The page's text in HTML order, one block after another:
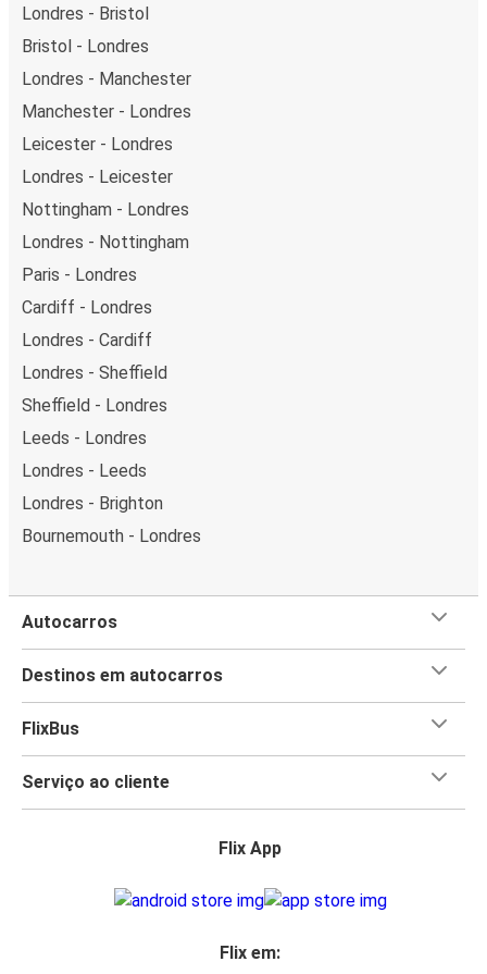
Londres - Bristol
Bristol - Londres
Londres - Manchester
Manchester - Londres
Leicester - Londres
Londres - Leicester
Nottingham - Londres
Londres - Nottingham
Paris - Londres
Cardiff - Londres
Londres - Cardiff
Londres - Sheffield
Sheffield - Londres
Leeds - Londres
Londres - Leeds
Londres - Brighton
Bournemouth - Londres
Autocarros
Destinos em autocarros
FlixBus
Serviço ao cliente
Flix App
Flix em: